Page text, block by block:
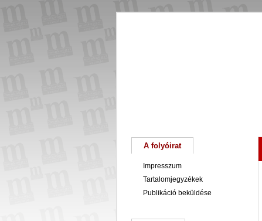
A folyóirat
Impresszum
Tartalomjegyzékek
Publikáció beküldése